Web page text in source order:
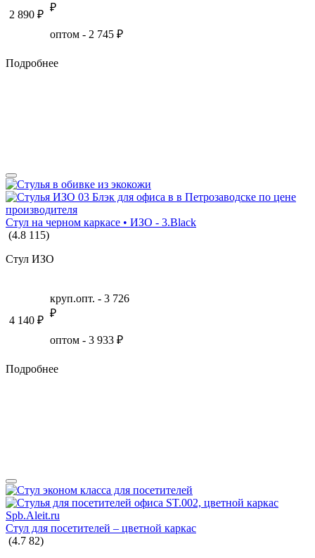
2 890 ₽
₽
оптом - 2 745 ₽
Подробнее
Стул на черном каркасе • ИЗО - 3.Black
(4.8 115)
Стул ИЗО
4 140 ₽
круп.опт. - 3 726
₽
оптом - 3 933 ₽
Подробнее
Стул для посетителей – цветной каркас
(4.7 82)